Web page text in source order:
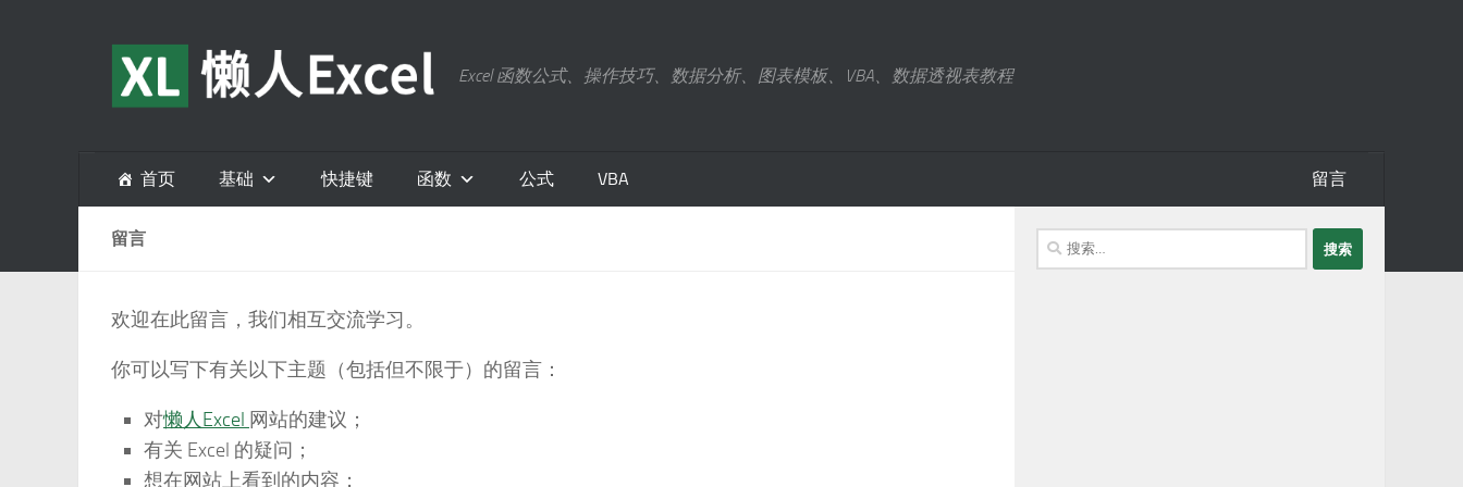
Excel 函数公式、操作技巧、数据分析、图表模板、VBA、数据透视表教程
首页 基础 快捷键 函数 公式 VBA 留言
留言
欢迎在此留言，我们相互交流学习。
你可以写下有关以下主题（包括但不限于）的留言：
对懒人Excel 网站的建议；
有关 Excel 的疑问；
想在网站上看到的内容；
搜
索：